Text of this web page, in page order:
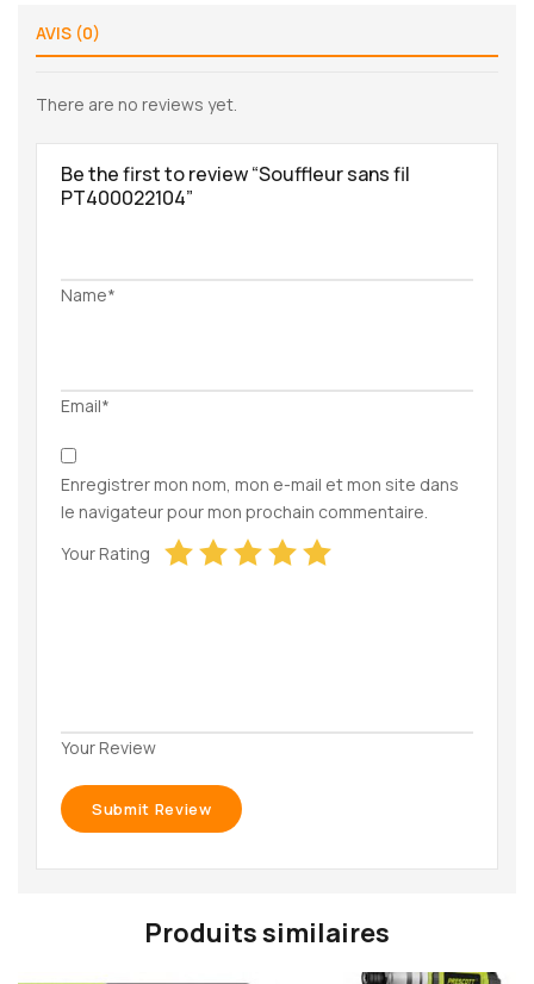
AVIS (0)
There are no reviews yet.
Be the first to review “Souffleur sans fil
PT400022104”
Name*
Email*
Enregistrer mon nom, mon e-mail et mon site dans
le navigateur pour mon prochain commentaire.
Your Rating
Your Review
Produits similaires